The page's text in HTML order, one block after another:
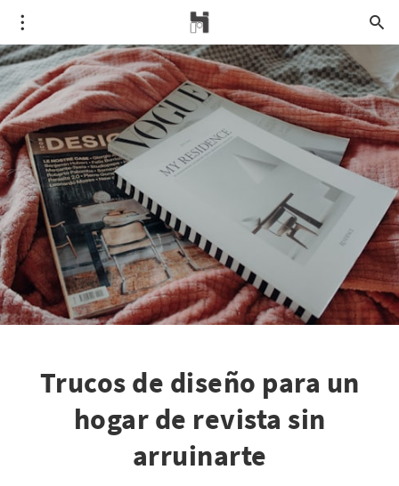
Trucos de diseño para un
hogar de revista sin
arruinarte